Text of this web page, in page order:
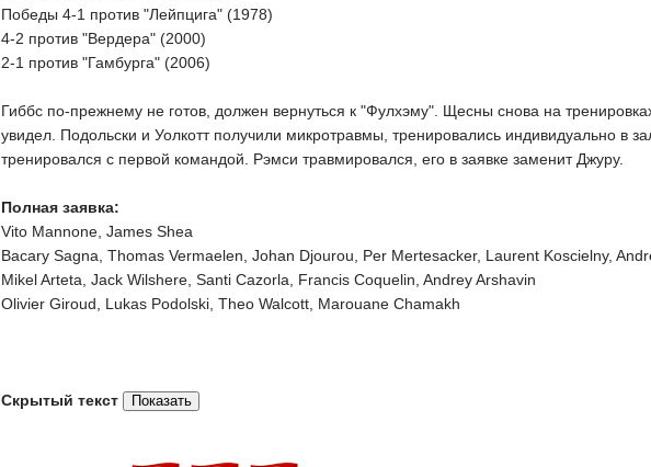
Победы 4-1 против "Лейпцига" (1978)
4-2 против "Вердера" (2000)
2-1 против "Гамбурга" (2006)
Гиббс по-прежнему не готов, должен вернуться к "Фулхэму". Щесны снова на
увидел. Подольски и Уолкотт получили микротравмы, тренировались индивидуально в
тренировался с первой командой. Рэмси травмировался, его в заявке заменит Джуру.
Полная заявка:
Vito Mannone, James Shea
Bacary Sagna, Thomas Vermaelen, Johan Djourou, Per Mertesacker, Laurent Koscielny,
Mikel Arteta, Jack Wilshere, Santi Cazorla, Francis Coquelin, Andrey Arshavin
Olivier Giroud, Lukas Podolski, Theo Walcott, Marouane Chamakh
Скрытый текст